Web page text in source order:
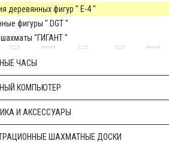
деревянных фигур " E-4 "
фигуры " DGT "
"ГИГАНТ "
ЧАСЫ
КОМПЬЮТЕР
И АКСЕССУАРЫ
ШАХМАТНЫЕ ДОСКИ